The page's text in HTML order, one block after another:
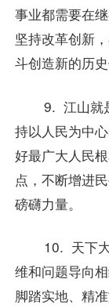
事业都需要在
坚持改革创新
斗创造新的历史
9. 江山就
持以人民为中
好最广大人民
点，不断增进
磅礴力量。
10. 天下
维和问题导向
脚踏实地、精